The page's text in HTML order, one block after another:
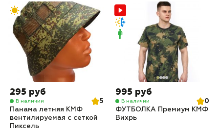
295 руб
В наличии
5
Панама летняя КМФ
вентилируемая с сеткой
Пиксель
995 руб
В наличии
0
ФУТБОЛКА Премиум КМФ
Вихрь